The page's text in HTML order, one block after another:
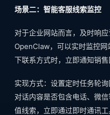
场景二：智能客服线索监控
对于企业网站而言，及时响
OpenClaw，可以实时监控
下联系方式时，立即通知销售
实现方式：设置定时任务轮
对话内容是否包含电话、微
值线索，立即通过即时通讯工